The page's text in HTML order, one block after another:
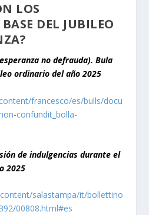
LOS
DEL JUBILEO
no defrauda). Bula
ordinario del año 2025
francesco/es/bulls/docu
confundit_bolla-
de indulgencias durante el
2025
salastampa/it/bollettino
00808.html#es